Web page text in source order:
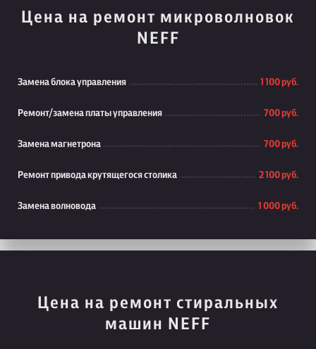
Цена на ремонт микроволновок
NEFF
Замена блока управления 1 100 руб.
Ремонт/замена платы управления 700 руб.
Замена магнетрона 700 руб.
Ремонт привода крутящегося столика 2 100 руб.
Замена волновода 1 000 руб.
Цена на ремонт стиральных
машин NEFF